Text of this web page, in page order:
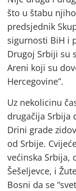
što u štabu
predsjednik
sigurnosti BiH i
Drugoj Srbiji su
Areni koji su
Hercegovine”.
Uz nekolicinu
drugačija Srbija
Drini grade
od Srbije.
većinska Srbija,
Šešeljevce, i
Bosni da se